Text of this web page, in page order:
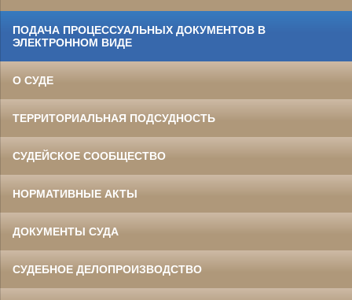
ПОДАЧА ПРОЦЕССУАЛЬНЫХ ДОКУМЕНТОВ В
ЭЛЕКТРОННОМ ВИДЕ
О СУДЕ
ТЕРРИТОРИАЛЬНАЯ ПОДСУДНОСТЬ
СУДЕЙСКОЕ СООБЩЕСТВО
НОРМАТИВНЫЕ АКТЫ
ДОКУМЕНТЫ СУДА
СУДЕБНОЕ ДЕЛОПРОИЗВОДСТВО